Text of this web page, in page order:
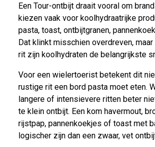
Een Tour-ontbijt draait vooral om
kiezen vaak voor koolhydraatrijke
pasta, toast, ontbijtgranen,
Dat klinkt misschien overdreven,
rit zijn koolhydraten de belangrijkste
Voor een wielertoerist betekent dit
rustige rit een bord pasta moet eten.
langere of intensievere ritten beter
te klein ontbijt. Een kom havermout,
rijstpap, pannenkoekjes of toast met
logischer zijn dan een zwaar, vet